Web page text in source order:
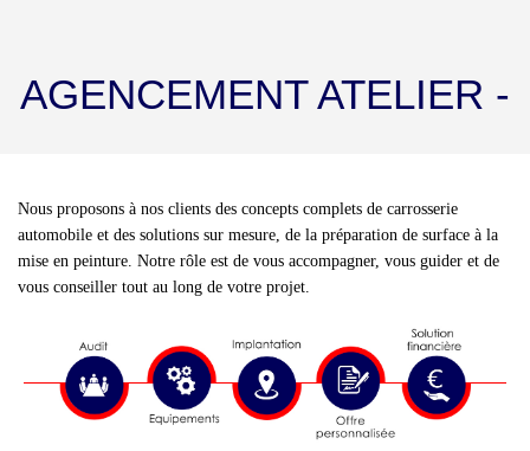
AGENCEMENT ATELIER -
Nous proposons à nos clients des concepts complets de carrosserie
automobile et des solutions sur mesure, de la préparation de surface à la
mise en peinture. Notre rôle est de vous accompagner, vous guider et de
vous conseiller tout au long de votre projet.